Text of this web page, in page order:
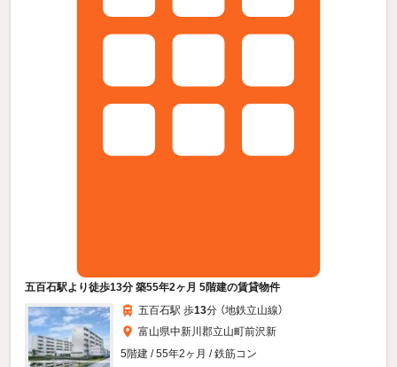
五百石駅より徒歩13分 築55年2ヶ月 5階建の賃貸物件
五百石駅 歩13分 （地鉄立山線）
富山県中新川郡立山町前沢新
5階建 / 55年2ヶ月 / 鉄筋コン